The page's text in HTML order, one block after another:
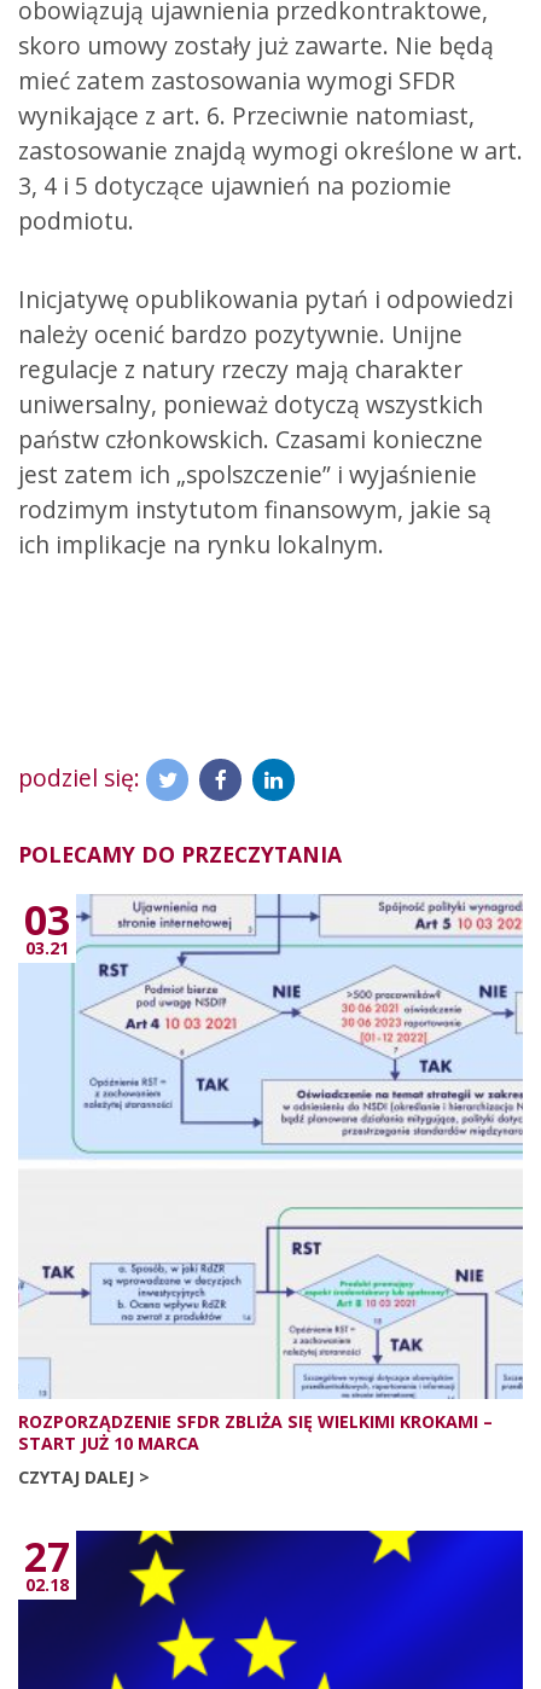
obowiązują ujawnienia przedkontraktowe,
skoro umowy zostały już zawarte. Nie będą
mieć zatem zastosowania wymogi SFDR
wynikające z art. 6. Przeciwnie natomiast,
zastosowanie znajdą wymogi określone w art.
3, 4 i 5 dotyczące ujawnień na poziomie
podmiotu.
Inicjatywę opublikowania pytań i odpowiedzi
należy ocenić bardzo pozytywnie. Unijne
regulacje z natury rzeczy mają charakter
uniwersalny, ponieważ dotyczą wszystkich
państw członkowskich. Czasami konieczne
jest zatem ich „spolszczenie” i wyjaśnienie
rodzimym instytutom finansowym, jakie są
ich implikacje na rynku lokalnym.
podziel się:
POLECAMY DO PRZECZYTANIA
03
03.21
ROZPORZĄDZENIE SFDR ZBLIŻA SIĘ WIELKIMI KROKAMI –
START JUŻ 10 MARCA
CZYTAJ DALEJ >
27
02.18